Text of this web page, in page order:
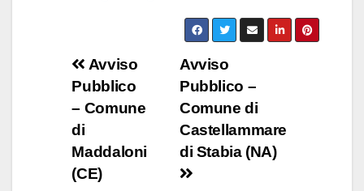
Navigazione
articoli
Avviso
Pubblico –
Comune di
Castellammare
di Stabia (NA)
Avviso
Pubblico
– Comune
di
Maddaloni
(CE)